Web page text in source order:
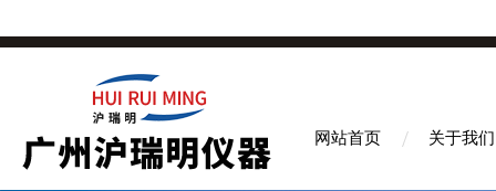
网站首页 关于我们